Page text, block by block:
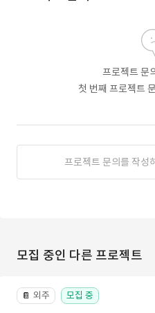
프로젝트 문
첫 번째 프로젝트
프로젝트 문의를 작성
모집 중인 다른 프로젝트
📔 외주 모집 중